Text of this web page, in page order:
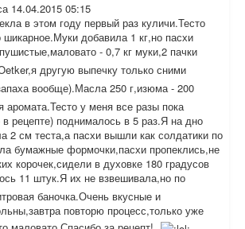
14.04.2015 05:15
в этом году первый раз куличи.Тесто
шикарное.Муки добавила 1 кг,но пасхи
то - 0,7 кг муки,2 пачки
er,я другую выпечку только сними
вообще).Масла 250 г,изюма - 200
аромата.Тесто у меня все разы пока
в рецепте) поднималось в 5 раз.Я на дно
2 см теста,а пасхи вышли как солдатики по
бумажные формочки,пасхи пропеклись,не
корочек,сидели в духовке 180 градусов
ь 11 штук.Я их не взвешивала,но по
баночка.Очень вкусные и
повторю процесс,только уже